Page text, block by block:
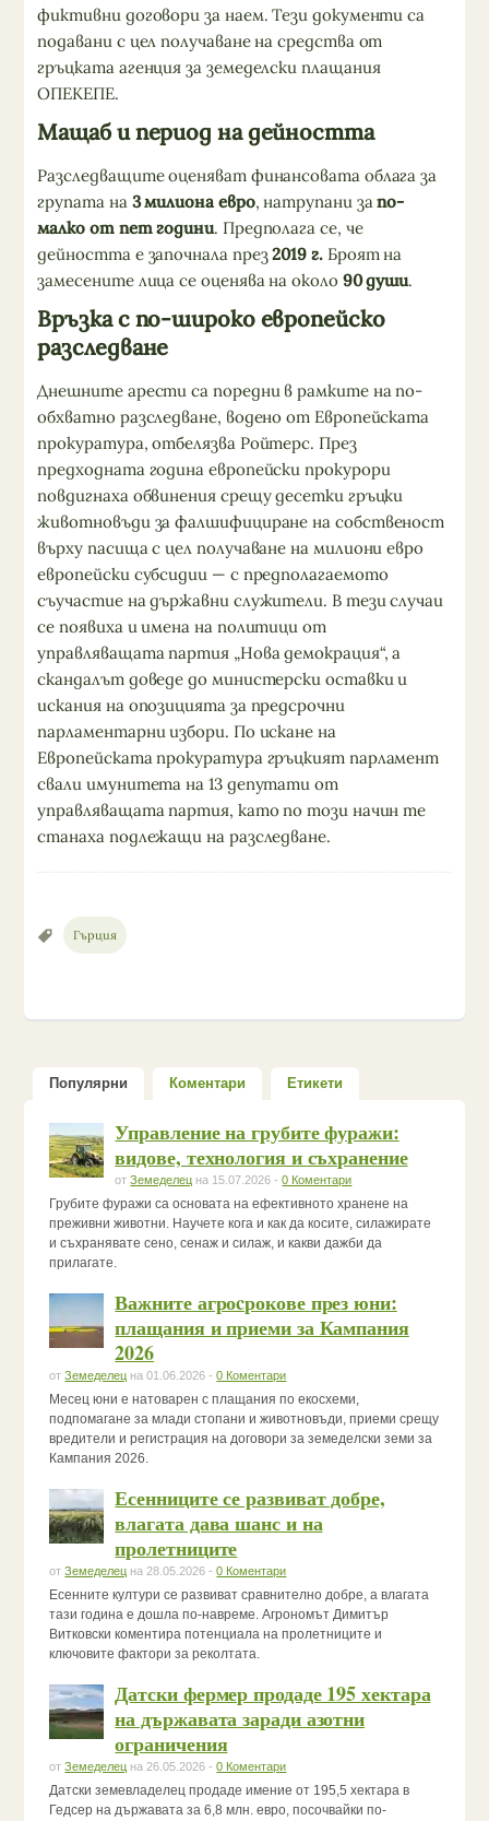
фиктивни договори за наем. Тези документи са
подавани с цел получаване на средства от
гръцката агенция за земеделски плащания
ОПЕКЕПЕ.
Мащаб и период на дейността
Разследващите оценяват финансовата облага за
групата на 3 милиона евро, натрупани запо-
малко от пет години. Предполага се, че
дейността е започнала през2019 г.Броят на
замесените лица се оценява на около 90 души.
Връзка с по-широко европейско
разследване
Днешните арести са поредни в рамките на по-
обхватно разследване, водено от Европейската
прокуратура, отбелязва Ройтерс. През
предходната година европейски прокурори
повдигнаха обвинения срещу десетки гръцки
животновъди за фалшифициране на собственост
върху пасища с цел получаване на милиони евро
европейски субсидии — с предполагаемото
съучастие на държавни служители. В тези случаи
се появиха и имена на политици от
управляващата партия „Нова демокрация“, а
скандалът доведе до министерски оставки и
искания на опозицията за предсрочни
парламентарни избори. По искане на
Европейската прокуратура гръцкият парламент
свали имунитета на 13 депутати от
управляващата партия, като по този начин те
станаха подлежащи на разследване.
Гърция
Популярни Коментари Етикети
Управление на грубите фуражи:
видове, технология и съхранение
отЗемеделец на 15.07.2026 -0 Коментари
Грубите фуражи са основата на ефективното хранене на
преживни животни. Научете кога и как да косите, силажирате
и съхранявате сено, сенаж и силаж, и какви дажби да
прилагате.
Важните агроcрокове през юни:
плащания и приеми за Кампания
2026
отЗемеделец на 01.06.2026 -0 Коментари
Месец юни е натоварен с плащания по екосхеми,
подпомагане за млади стопани и животновъди, приеми срещу
вредители и регистрация на договори за земеделски земи за
Кампания 2026.
Есенниците се развиват добре,
влагата дава шанс и на
пролетниците
отЗемеделец на 28.05.2026 -0 Коментари
Есенните култури се развиват сравнително добре, а влагата
тази година е дошла по-навреме. Агрономът Димитър
Витковски коментира потенциала на пролетниците и
ключовите фактори за реколтата.
Датски фермер продаде 195 хектара
на държавата заради азотни
ограничения
отЗемеделец на 26.05.2026 -0 Коментари
Датски земевладелец продаде имение от 195,5 хектара в
Гедсер на държавата за 6,8 млн. евро, посочвайки по-